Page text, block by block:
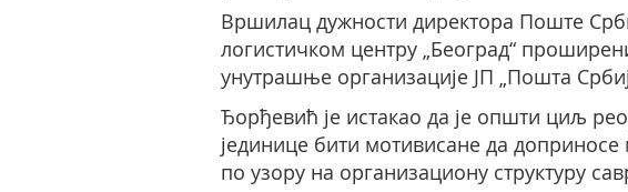
Вршилац дужности директора Поште
логистичком центру „Београд“
унутрашње организације ЈП „Пошта
Ђорђевић је истакао да је општи циљ
јединице бити мотивисане да
по узору на организациону структуру